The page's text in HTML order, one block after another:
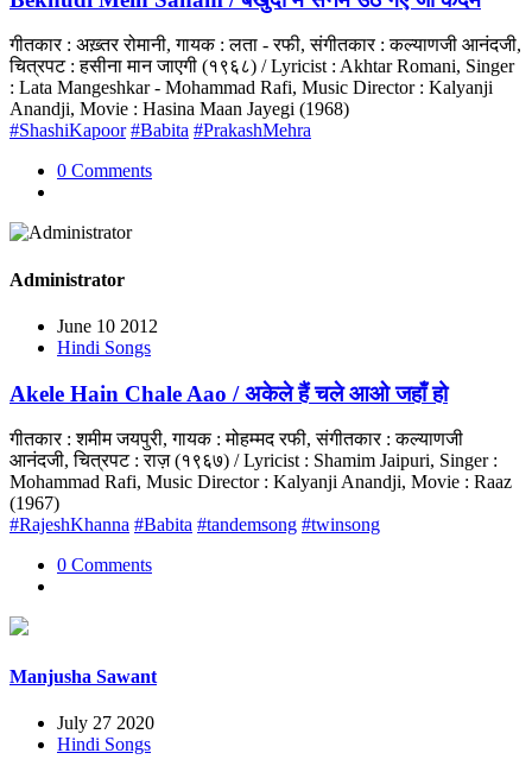
गीतकार : अख़्तर रोमानी, गायक : लता - रफी, संगीतकार : कल्याणजी आनंदजी,
चित्रपट : हसीना मान जाएगी (१९६८) / Lyricist : Akhtar Romani, Singer
: Lata Mangeshkar - Mohammad Rafi, Music Director : Kalyanji
Anandji, Movie : Hasina Maan Jayegi (1968)
#ShashiKapoor #Babita #PrakashMehra
0 Comments
Administrator
June 10 2012
Hindi Songs
Akele Hain Chale Aao / अकेले हैं चले आओ जहाँ हो
गीतकार : शमीम जयपुरी, गायक : मोहम्मद रफी, संगीतकार : कल्याणजी
आनंदजी, चित्रपट : राज़ (१९६७) / Lyricist : Shamim Jaipuri, Singer :
Mohammad Rafi, Music Director : Kalyanji Anandji, Movie : Raaz
(1967)
#RajeshKhanna #Babita #tandemsong #twinsong
0 Comments
Manjusha Sawant
July 27 2020
Hindi Songs